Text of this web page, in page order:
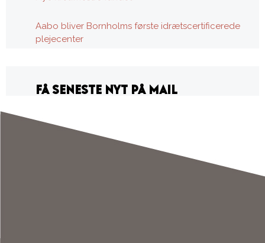
Aabo bliver Bornholms første idrætscertificerede
plejecenter
FÅ SENESTE NYT PÅ MAIL